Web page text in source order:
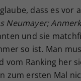
dass es vor
Neumayer;
und sie
so ist. Man
vom Ranking her
zum ersten Mal